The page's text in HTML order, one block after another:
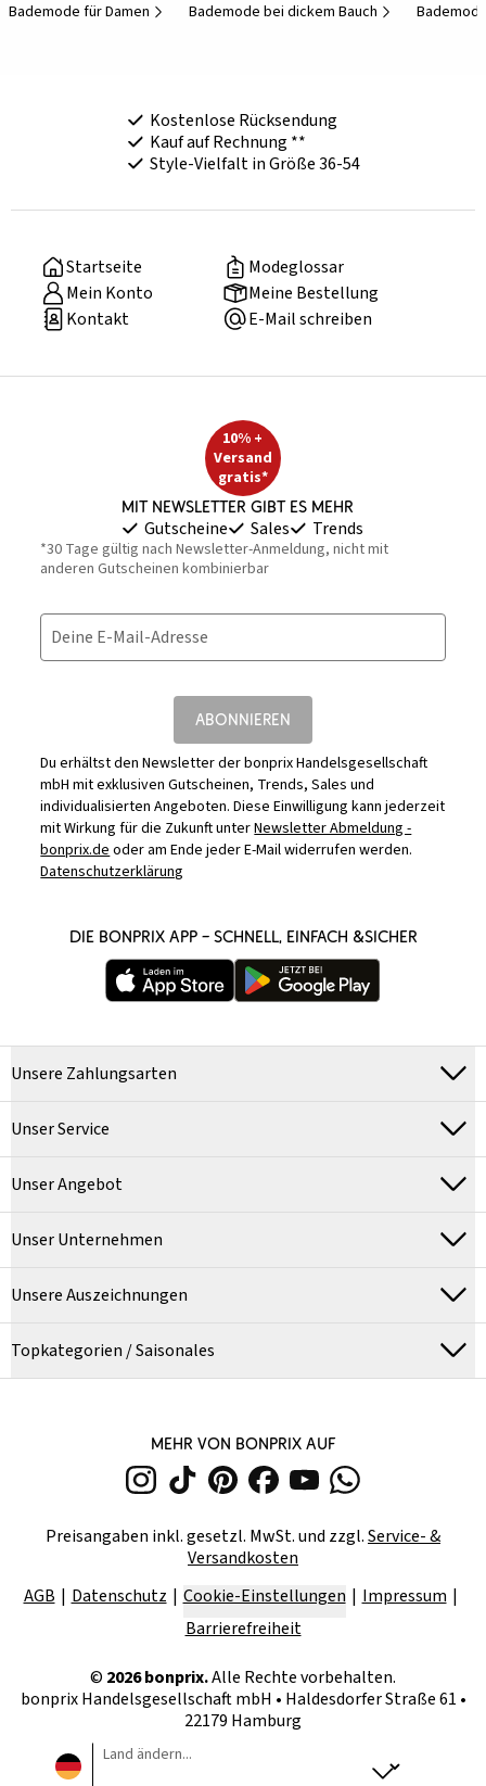
Bademode für Damen Bademode bei dickem Bauch
Kostenlose Rücksendung
Kauf auf Rechnung **
Style-Vielfalt in Größe 36-54
Startseite
Modeglossar
Mein Konto
Meine Bestellung
Kontakt
E-Mail schreiben
10% +
Versand
gratis*
Mit Newsletter gibt es mehr
Gutscheine Sales Trends
*30 Tage gültig nach Newsletter-Anmeldung, nicht mit
anderen Gutscheinen kombinierbar
Deine E-Mail-Adresse
ABONNIEREN
Du erhältst den Newsletter der bonprix Handelsgesellschaft
mbH mit exklusiven Gutscheinen, Trends, Sales und
individualisierten Angeboten. Diese Einwilligung kann jederzeit
mit Wirkung für die Zukunft unterNewsletter Abmeldung -
bonprix.deoder am Ende jeder E-Mail widerrufen werden.
Datenschutzerklärung
DIE BONPRIX APP – SCHNELL, EINFACH &SICHER
Unsere Zahlungsarten
Unser Service
Unser Angebot
Unser Unternehmen
Unsere Auszeichnungen
Topkategorien / Saisonales
MEHR VON BONPRIX AUF
Preisangaben inkl. gesetzl. MwSt. und zzgl.Service- &
Versandkosten
AGB
Datenschutz Cookie-Einstellungen
Impressum
Barrierefreiheit
© 2026bonprix.Alle Rechte vorbehalten.
bonprix Handelsgesellschaft mbH • Haldesdorfer Straße 61 •
22179 Hamburg
Land ändern...